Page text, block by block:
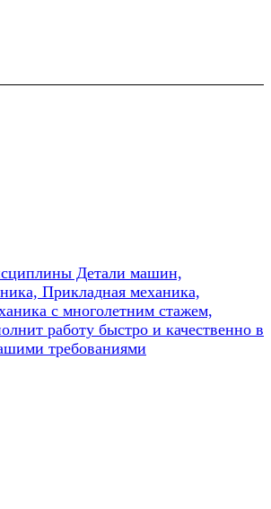
Детали машин,
Прикладная механика,
с многолетним стажем,
работу быстро и качественно в
требованиями